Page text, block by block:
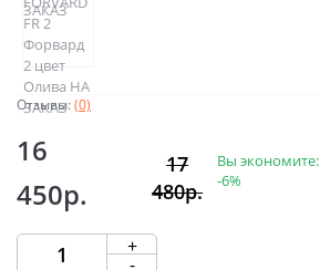
Отзывы:(0)
16
450р.
17
480р.
Вы экономите:
-6%
+
-